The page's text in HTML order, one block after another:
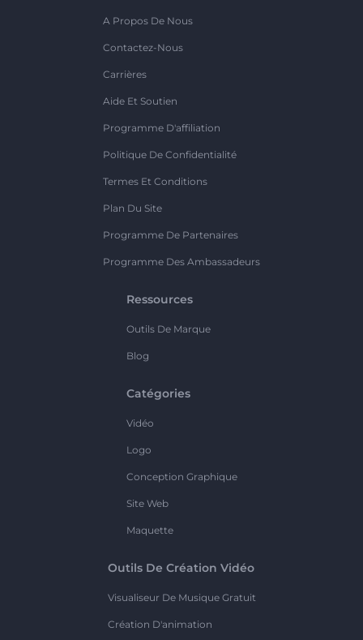
A Propos De Nous
Contactez-Nous
Carrières
Aide Et Soutien
Programme D'affiliation
Politique De Confidentialité
Termes Et Conditions
Plan Du Site
Programme De Partenaires
Programme Des Ambassadeurs
Ressources
Outils De Marque
Blog
Catégories
Vidéo
Logo
Conception Graphique
Site Web
Maquette
Outils De Création Vidéo
Visualiseur De Musique Gratuit
Création D'animation